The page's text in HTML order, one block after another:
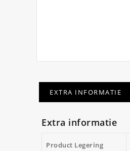
EXTRA INFORMATIE
Extra informatie
Product Legering